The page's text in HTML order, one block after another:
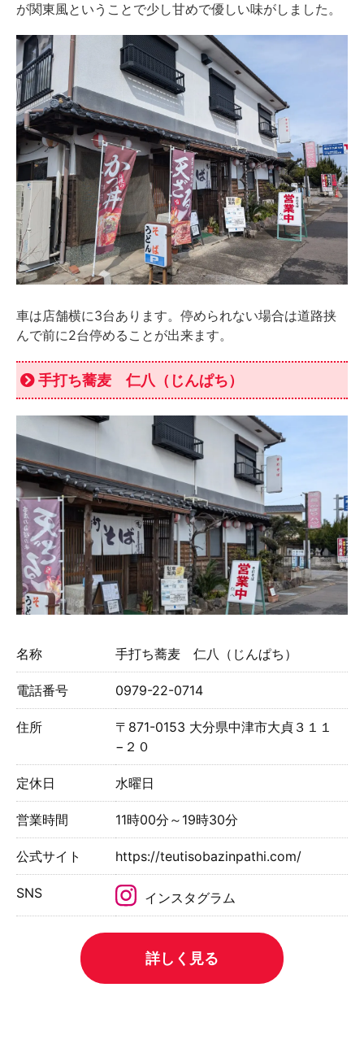
が関東風ということで少し甘めで優しい味がしました。
車は店舗横に3台あります。停められない場合は道路挟
んで前に2台停めることが出来ます。
手打ち蕎麦 仁八（じんぱち）
名称 手打ち蕎麦 仁八（じんぱち）
電話番号 0979-22-0714
住所
〒871-0153 大分県中津市大貞３１１
−２０
定休日 水曜日
営業時間 11時00分～19時30分
公式サイト https://teutisobazinpathi.com/
SNS インスタグラム
詳しく見る